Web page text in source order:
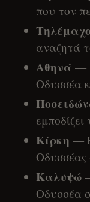
που τον
αναζητά
Αθηνά —
Οδυσσέα
Κίρκη —
Οδυσσέας
Καλυψώ
Οδυσσέα